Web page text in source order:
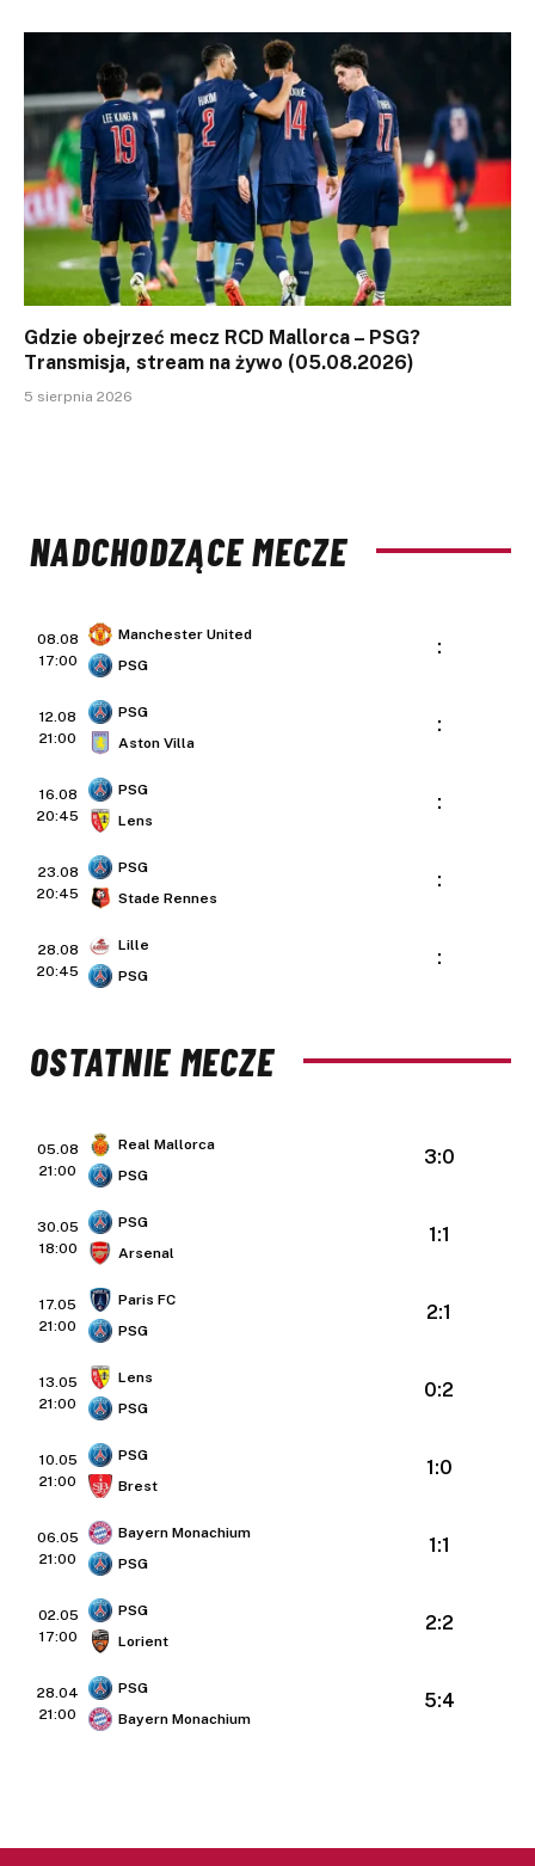
Gdzie obejrzeć mecz RCD Mallorca – PSG?
Transmisja, stream na żywo (05.08.2026)
5 sierpnia 2026
NADCHODZĄCE MECZE
08.08
17:00
Manchester United
PSG
:
12.08
21:00
PSG
Aston Villa
:
16.08
20:45
PSG
Lens
:
23.08
20:45
PSG
Stade Rennes
:
28.08
20:45
Lille
PSG
:
OSTATNIE MECZE
05.08
21:00
Real Mallorca
PSG
3:0
30.05
18:00
PSG
Arsenal
1:1
17.05
21:00
Paris FC
PSG
2:1
13.05
21:00
Lens
PSG
0:2
10.05
21:00
PSG
Brest
1:0
06.05
21:00
Bayern Monachium
PSG
1:1
02.05
17:00
PSG
Lorient
2:2
28.04
21:00
PSG
Bayern Monachium
5:4